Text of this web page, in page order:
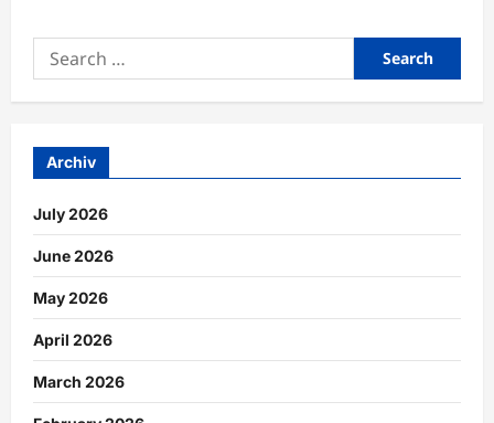
durch
nachhaltig
Search
for:
Archiv
July 2026
June 2026
May 2026
April 2026
March 2026